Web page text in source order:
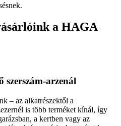
a HAGA
szerszám-arzenál
– az alkatrészektől a
is több terméket kínál, így
a kertben vagy az